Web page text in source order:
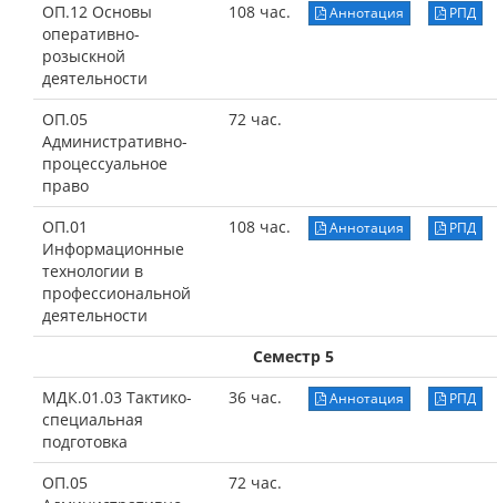
ОП.12 Основы
оперативно-
розыскной
деятельности
108 час. Аннотация РПД
ОП.05
Административно-
процессуальное
право
72 час.
ОП.01
Информационные
технологии в
профессиональной
деятельности
108 час. Аннотация РПД
Семестр 5
МДК.01.03 Тактико-
специальная
подготовка
36 час. Аннотация РПД
ОП.05
72 час.